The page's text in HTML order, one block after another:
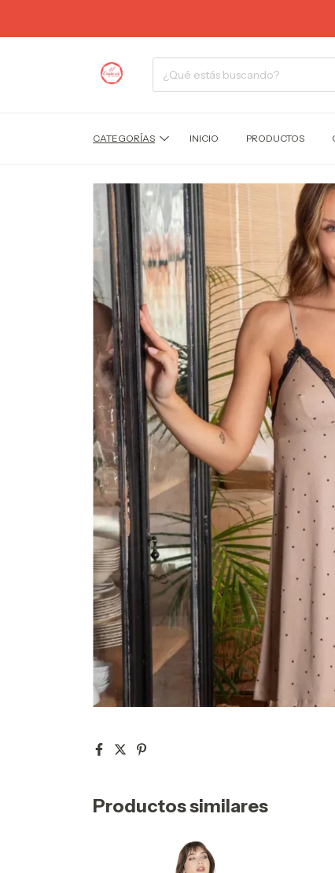
CATEGORÍAS INICIO PRODUCTOS
Productos similares